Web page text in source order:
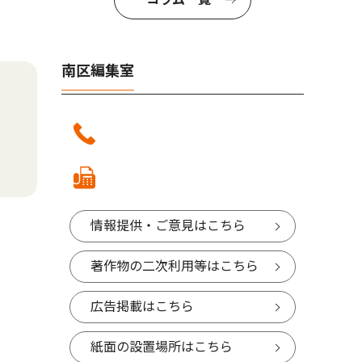
南区編集室
情報提供・ご意見はこちら
著作物の二次利用等はこちら
広告掲載はこちら
紙面の設置場所はこちら